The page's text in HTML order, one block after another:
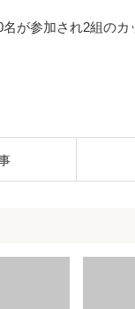
が参加され2組のカ